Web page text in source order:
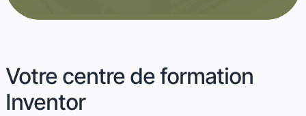
Votre centre de formation
Inventor